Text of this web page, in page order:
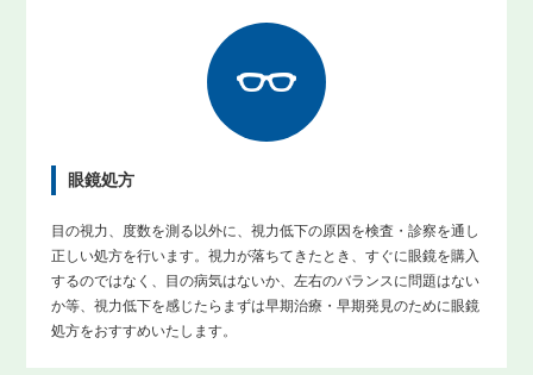
眼鏡処方
目の視力、度数を測る以外に、視力低下の原因を検査・診察を通し
正しい処方を行います。視力が落ちてきたとき、すぐに眼鏡を購入
するのではなく、目の病気はないか、左右のバランスに問題はない
か等、視力低下を感じたらまずは早期治療・早期発見のために眼鏡
処方をおすすめいたします。